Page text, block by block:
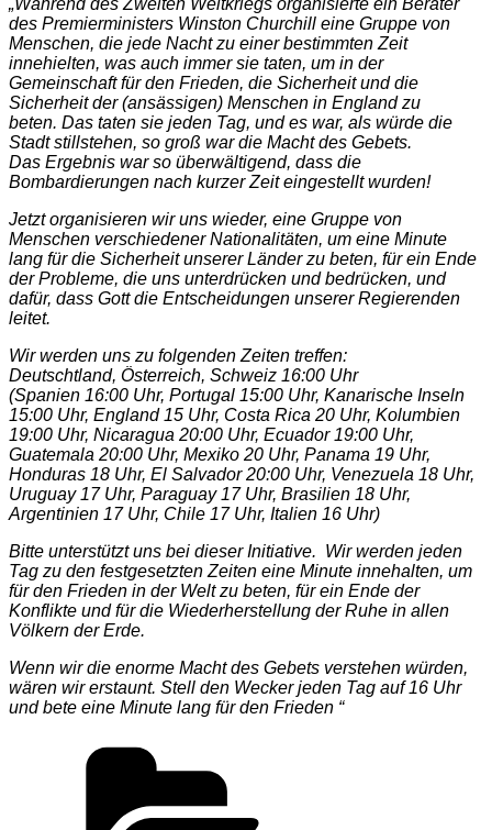
des Premierministers Winston Churchill eine Gruppe von
Menschen, die jede Nacht zu einer bestimmten Zeit
innehielten, was auch immer sie taten, um in der
Gemeinschaft für den Frieden, die Sicherheit und die
Sicherheit der (ansässigen) Menschen in England zu
beten. Das taten sie jeden Tag, und es war, als würde die
Stadt stillstehen, so groß war die Macht des Gebets.
Das Ergebnis war so überwältigend, dass die
Bombardierungen nach kurzer Zeit eingestellt wurden!
Jetzt organisieren wir uns wieder, eine Gruppe von
Menschen verschiedener Nationalitäten, um eine Minute
lang für die Sicherheit unserer Länder zu beten, für ein Ende
der Probleme, die uns unterdrücken und bedrücken, und
dafür, dass Gott die Entscheidungen unserer Regierenden
leitet.
Wir werden uns zu folgenden Zeiten treffen:
Deutschtland, Österreich, Schweiz 16:00 Uhr
(Spanien 16:00 Uhr, Portugal 15:00 Uhr, Kanarische Inseln
15:00 Uhr, England 15 Uhr, Costa Rica 20 Uhr, Kolumbien
19:00 Uhr, Nicaragua 20:00 Uhr, Ecuador 19:00 Uhr,
Guatemala 20:00 Uhr, Mexiko 20 Uhr, Panama 19 Uhr,
Honduras 18 Uhr, El Salvador 20:00 Uhr, Venezuela 18 Uhr,
Uruguay 17 Uhr, Paraguay 17 Uhr, Brasilien 18 Uhr,
Argentinien 17 Uhr, Chile 17 Uhr, Italien 16 Uhr)
Bitte unterstützt uns bei dieser Initiative. Wir werden jeden
Tag zu den festgesetzten Zeiten eine Minute innehalten, um
für den Frieden in der Welt zu beten, für ein Ende der
Konflikte und für die Wiederherstellung der Ruhe in allen
Völkern der Erde.
Wenn wir die enorme Macht des Gebets verstehen würden,
wären wir erstaunt. Stell den Wecker jeden Tag auf 16 Uhr
und bete eine Minute lang für den Frieden “